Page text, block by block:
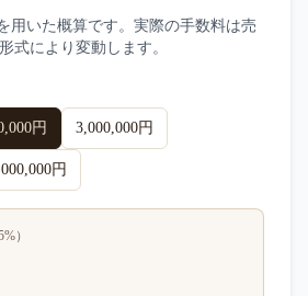
用いた概算です。実際の手数料は売
式により変動します。
円 3,000,000円
円
%）